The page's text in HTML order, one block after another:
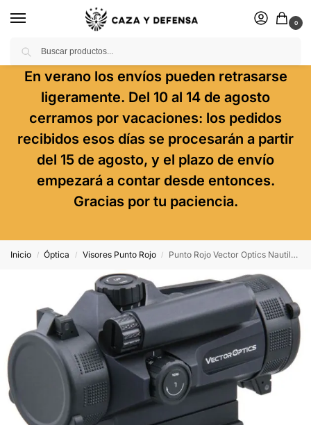
0
En verano los envíos pueden retrasarse
ligeramente. Del 10 al 14 de agosto
cerramos por vacaciones: los pedidos
recibidos esos días se procesarán a partir
del 15 de agosto, y el plazo de envío
empezará a contar desde entonces.
Gracias por tu paciencia.
Inicio / Óptica / Visores Punto Rojo / Punto Rojo Vector Optics Nautilus Gen Ii Qd